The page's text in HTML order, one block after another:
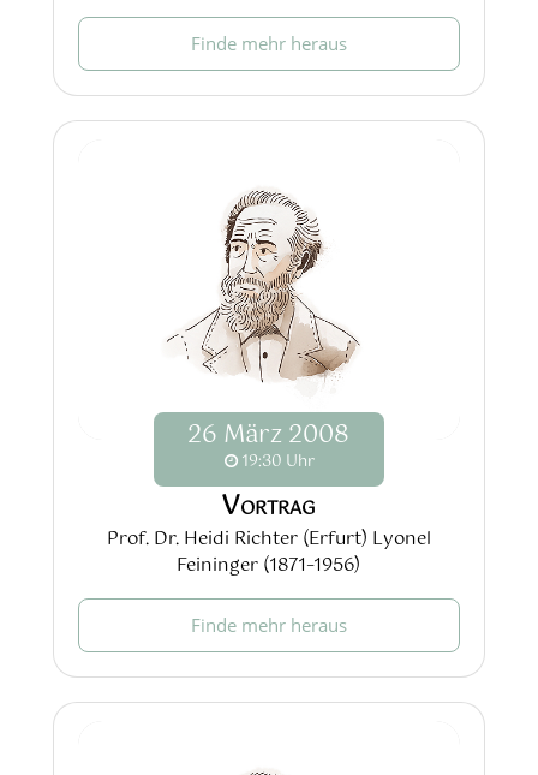
Finde mehr heraus
26 März 2008
19:30 Uhr
Vortrag
Prof. Dr. Heidi Richter (Erfurt) Lyonel
Feininger (1871–1956)
Finde mehr heraus